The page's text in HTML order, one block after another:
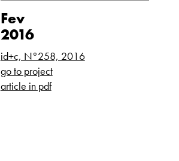
Fev
2016
id+c, N°258, 2016
go to project
article in pdf